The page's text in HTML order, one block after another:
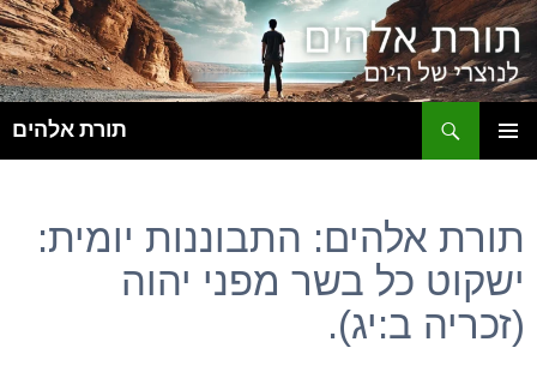
תורת אלהים
תורת אלהים: התבוננות יומית:
ישקוט כל בשר מפני יהוה
(זכריה ב:יג).